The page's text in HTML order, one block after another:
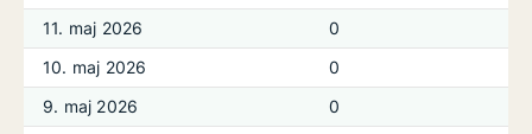
11. maj 2026
0
10. maj 2026
0
9. maj 2026
0